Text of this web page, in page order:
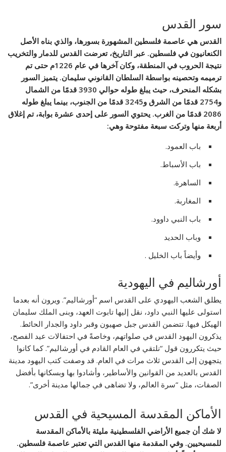
سور القدس
القدس هي عاصمة فلسطين المشهورة بسورها، والذي بناه الأصل
الكنعانيون في فلسطين. عبر التاريخ، تعرضت القدس للدمار والتخريب
نتيجة الحروب في المنطقة، وكان آخرها في عام 1226م حتى تم
ترميمه وتحصينه بواسطة السلطان القانوني سليمان. يتميز السور
بشكله المنحرف، حيث يبلغ طوله حوالي 3930 قدمًا من الشمال
و2754 قدمًا من الشرق و3245 قدمًا من الجنوب، بينما يبلغ طوله
2086 قدمًا من الغرب. يحتوي السور على إحدى عشرة بوابة، تم إغلاق
أربعة منها وتركت سبعة مفتوحة وهي:
باب العمود.
باب الأسباط.
الساهرة.
المغاربة.
باب النبي داوود.
وباب الحديد
وأيضاً باب الخليل .
أورشاليم في اليهودية
يطلق الشعب اليهودي على القدس اسم “أورشاليم”. ويرون أنه بعدما
استولى عليها النبي داود، نقل إليها تابوت العهد، وبنى الملك سليمان
الهيكل فيها. تتضمن القدس جبل صهيون وقبر داود والجدار الحائط.
يذكرون اليهود القدس في صلواتهم، وخاصةً في احتفالات عيد الفصح،
حيث يتكررون قول “نلتقي في العام القادم في أورشاليم”. كما كانوا
يتجهون إلى القدس ثلاث مرات في العام. قد وصفت كتب اليهود مدينة
القدس بالعديد من القوانين والأساطير، وأشادوا بها وبسكانها بأفضل
الصفات، مثل “سرة العالم، ولا تضاهى في جمالها مدينة أخرى”.
الأماكن المقدسة المسيحية في القدس
لا شك أن جميع الأراضي الفلسطينية مليئة بالأماكن المقدسة
للمسيحيين. وفي المقدمة منها القدس التي تعتبر عاصمة فلسطين.